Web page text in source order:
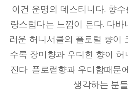
이건 운명의 데스티니다. 향
랑스럽다는 느낌이 든다. 다
러운 허니서클의 플로럴 향이
수록 장미향과 우디한 향이
진다. 플로럴향과 우디함때문
생각하는 분